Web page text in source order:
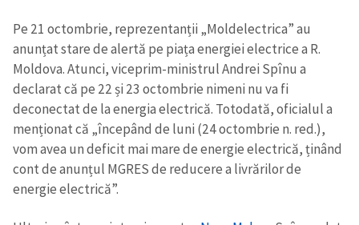
Trimite o informație
Despre ZdG
in English
на русском
Pe 21 octombrie, reprezentanții „Moldelectrica” au
anunțat stare de alertă pe piața energiei electrice a R.
Moldova. Atunci, viceprim-ministrul Andrei Spînu a
declarat că pe 22 și 23 octombrie nimeni nu va fi
deconectat de la energia electrică. Totodată, oficialul a
menționat că „începând de luni (24 octombrie n. red.),
vom avea un deficit mai mare de energie electrică, ținând
cont de anunțul MGRES de reducere a livrărilor de
energie electrică”.